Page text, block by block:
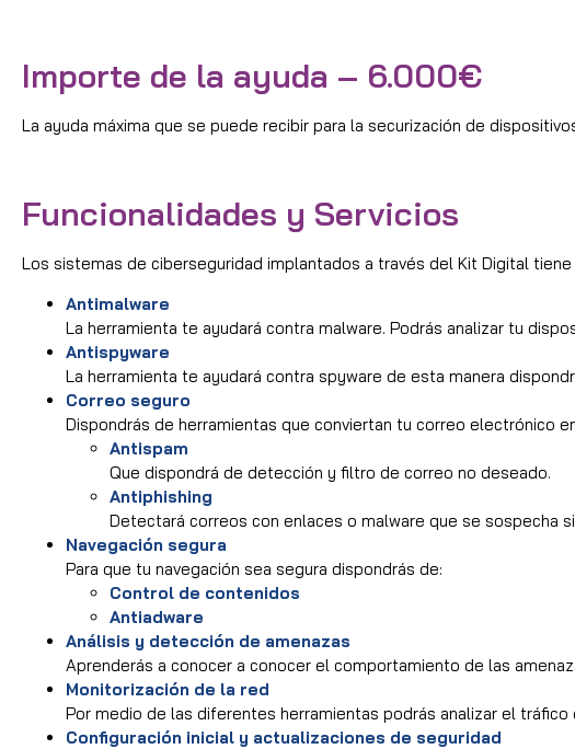
Importe de la ayuda – 6.000€
La ayuda máxima que se puede recibir para la securización de
Funcionalidades y Servicios
Los sistemas de ciberseguridad implantados a través del Kit Digital
Antimalware
La herramienta te ayudará contra malware. Podrás analizar tu
Antispyware
La herramienta te ayudará contra spyware de esta manera
Correo seguro
Dispondrás de herramientas que conviertan tu correo electrónico
Antispam
Que dispondrá de detección y filtro de correo no deseado.
Antiphishing
Detectará correos con enlaces o malware que se sospecha
Navegación segura
Para que tu navegación sea segura dispondrás de:
Control de contenidos
Antiadware
Análisis y detección de amenazas
Aprenderás a conocer a conocer el comportamiento de las
Monitorización de la red
Por medio de las diferentes herramientas podrás analizar el
Configuración inicial y actualizaciones de seguridad